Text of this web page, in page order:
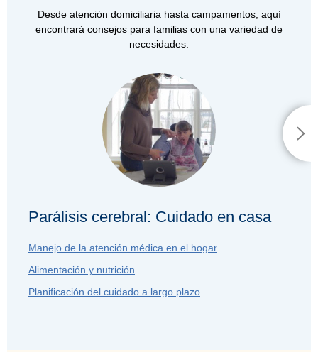
Desde atención domiciliaria hasta campamentos, aquí
encontrará consejos para familias con una variedad de
necesidades.
Parálisis cerebral: Cuidado en casa
Manejo de la atención médica en el hogar
Alimentación y nutrición
Planificación del cuidado a largo plazo